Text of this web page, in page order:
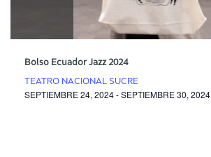
Bolso Ecuador Jazz 2024
TEATRO NACIONAL SUCRE
SEPTIEMBRE 24, 2024 - SEPTIEMBRE 30, 2024